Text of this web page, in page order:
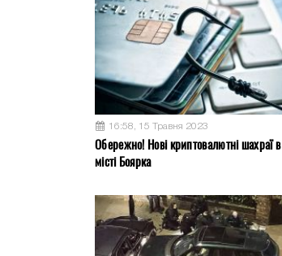
16:58, 15 Травня 2023
Обережно! Нові криптовалютні шахраї в
місті Боярка